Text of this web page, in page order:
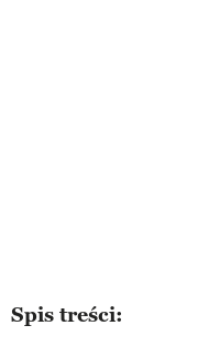
Spis treści: